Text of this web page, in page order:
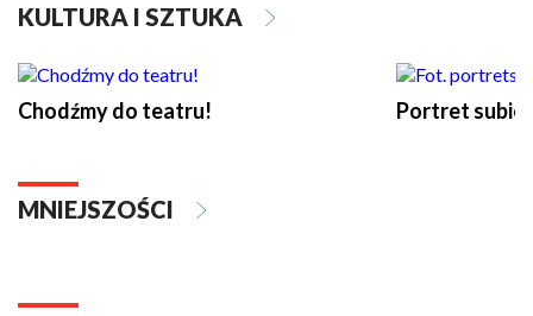
KULTURA I SZTUKA
Chodźmy do teatru! Portret
MNIEJSZOŚCI